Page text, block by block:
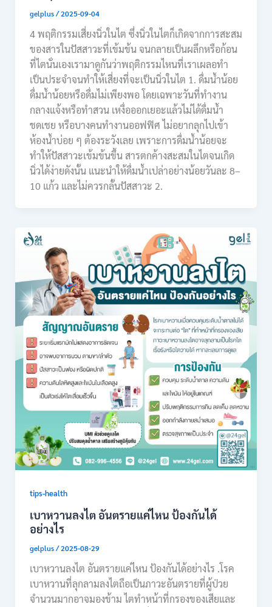
gelplus/2025-09-04
4 พฤติกรรมเสี่ยงนิ่วในไต ซึ่งนิ่วในไตก็เกิดจากการสะสม
ของสารในปัสสาวะที่เข้มข้น จนกลายเป็นผลึกหรือก้อน
ที่ไตนั่นเองเรามาดูกันว่าพฤติกรรมไหนที่เราเผลอทำ
เป็นประจำจนทำให้เสี่ยงที่จะเป็นนิ่วในไต 1. ดื่มน้ำน้อย
ดื่มน้ำน้อยหรือดื่มไม่เพียงพอ โดยเฉพาะวันที่ทำงาน
กลางแจ้งหรือทำสวน เหงื่อออกเยอะแล้วไม่ได้ดื่มน้ำ
ชดเชย หรือบางคนทำงานออฟฟิศ ไม่อยากลุกไปเข้า
ห้องน้ำบ่อย ๆ ต้องระวังเลย เพราะการดื่มน้ำน้อยจะ
ทำให้ปัสสาวะเข้มข้นขึ้น สารตกค้างสะสมในไตจนเกิด
นิ่วได้ง่ายดังนั้น แนะนำให้ดื่มน้ำเปล่าอย่างน้อยวันละ 8–
10 แก้ว และไม่ควรกลั้นปัสสาวะ 2.
tips-health
เบาหวานลงไต อันตรายแค่ไหน ป้องกันได้
อย่างไร
gelplus/2025-08-29
เบาหวานลงไต อันตรายแค่ไหน ป้องกันได้อย่างไร .โรค
เบาหวานที่ลุกลามลงไตถือเป็นภาวะอันตรายที่ผู้ป่วย
จำนวนมากอาจมองข้าม ไตทำหน้าที่กรองของเสียและ